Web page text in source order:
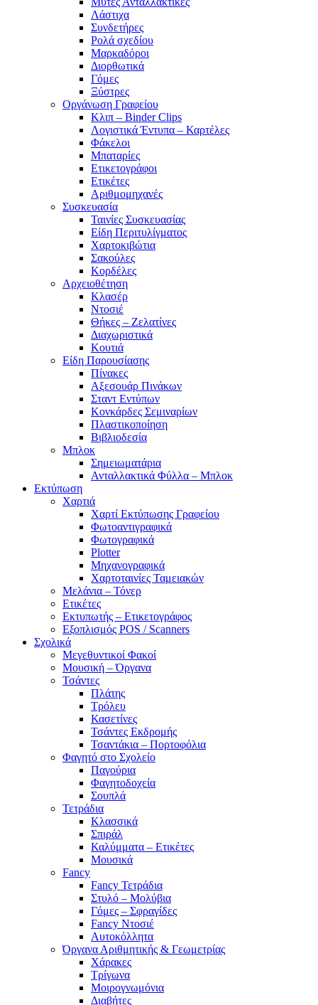
Λάστιχα
Συνδετήρες
Ρολά σχεδίου
Μαρκαδόροι
Διορθωτικά
Γόμες
Ξύστρες
Οργάνωση Γραφείου
Κλιπ – Binder Clips
Λογιστικά Έντυπα – Καρτέλες
Φάκελοι
Μπαταρίες
Ετικετογράφοι
Ετικέτες
Αριθμομηχανές
Συσκευασία
Ταινίες Συσκευασίας
Είδη Περιτυλίγματος
Χαρτοκιβώτια
Σακούλες
Κορδέλες
Αρχειοθέτηση
Κλασέρ
Ντοσιέ
Θήκες – Ζελατίνες
Διαχωριστικά
Κουτιά
Είδη Παρουσίασης
Πίνακες
Αξεσουάρ Πινάκων
Σταντ Εντύπων
Κονκάρδες Σεμιναρίων
Πλαστικοποίηση
Βιβλιοδεσία
Μπλοκ
Σημειωματάρια
Ανταλλακτικά Φύλλα – Μπλοκ
Εκτύπωση
Χαρτιά
Χαρτί Εκτύπωσης Γραφείου
Φωτοαντιγραφικά
Φωτογραφικά
Plotter
Μηχανογραφικά
Χαρτοταινίες Ταμειακών
Μελάνια – Τόνερ
Ετικέτες
Εκτυπωτής – Ετικετογράφος
Εξοπλισμός POS / Scanners
Σχολικά
Μεγεθυντικοί Φακοί
Μουσική – Όργανα
Τσάντες
Πλάτης
Τρόλευ
Κασετίνες
Τσάντες Εκδρομής
Τσαντάκια – Πορτοφόλια
Φαγητό στο Σχολείο
Παγούρια
Φαγητοδοχεία
Σουπλά
Τετράδια
Κλασσικά
Σπιράλ
Καλύμματα – Ετικέτες
Μουσικά
Fancy
Fancy Τετράδια
Στυλό – Μολύβια
Γόμες – Σφραγίδες
Fancy Ντοσιέ
Αυτοκόλλητα
Όργανα Αριθμητικής & Γεωμετρίας
Χάρακες
Τρίγωνα
Mοιρογνωμόνια
Διαβήτες